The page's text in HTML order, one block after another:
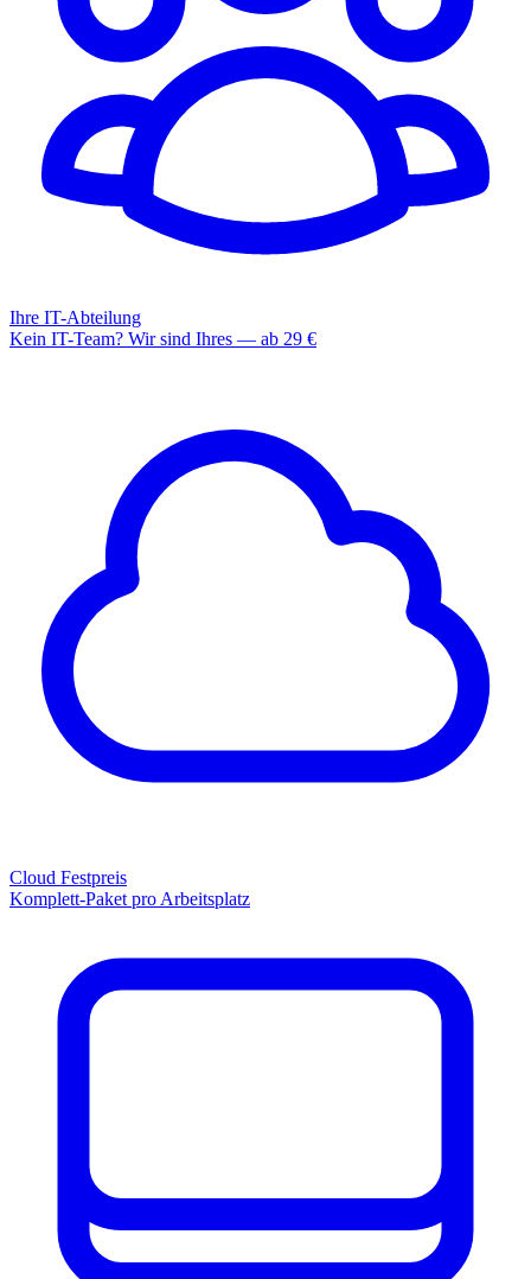
Ihre IT-Abteilung
Kein IT-Team? Wir sind Ihres — ab 29 €
Cloud Festpreis
Komplett-Paket pro Arbeitsplatz